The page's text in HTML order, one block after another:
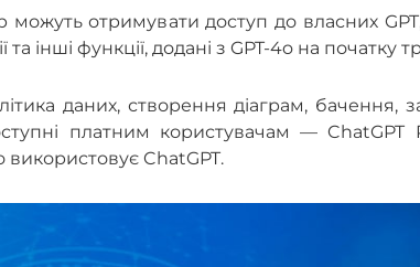
отримувати доступ до власних
інші функції, додані з GPT-4o на початку
даних, створення діаграм, бачення,
платним користувачам — ChatGPT
використовує ChatGPT.